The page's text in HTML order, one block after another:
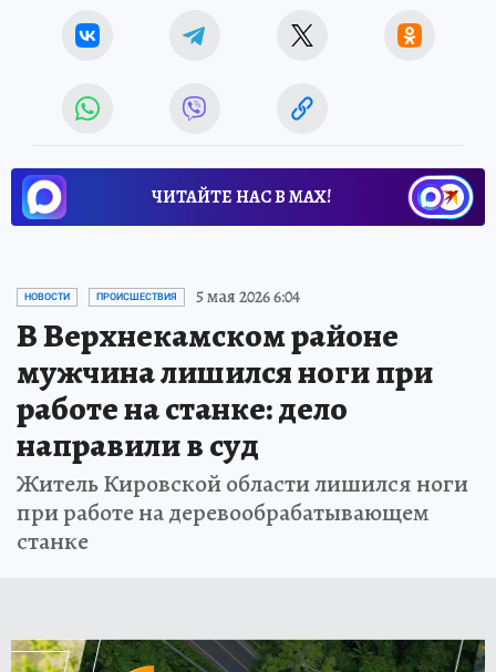
ЧИТАЙТЕ НАС В МАХ!
НОВОСТИ ПРОИСШЕСТВИЯ 5 мая 2026 6:04
В Верхнекамском районе
мужчина лишился ноги при
работе на станке: дело
направили в суд
Житель Кировской области лишился ноги
при работе на деревообрабатывающем
станке